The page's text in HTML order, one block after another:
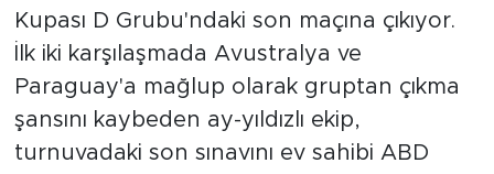
Kupası D Grubu'ndaki son maçına çıkıyor.
İlk iki karşılaşmada Avustralya ve
Paraguay'a mağlup olarak gruptan çıkma
şansını kaybeden ay-yıldızlı ekip,
turnuvadaki son sınavını ev sahibi ABD